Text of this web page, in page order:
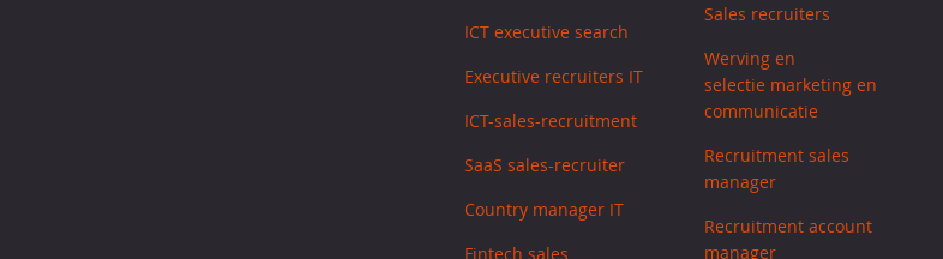
ICT executive search
Executive recruiters IT
ICT-sales-recruitment
SaaS sales-recruiter
Country manager IT
Fintech sales
Sales recruiters
Werving en
selectie marketing en
communicatie
Recruitment sales
manager
Recruitment account
manager